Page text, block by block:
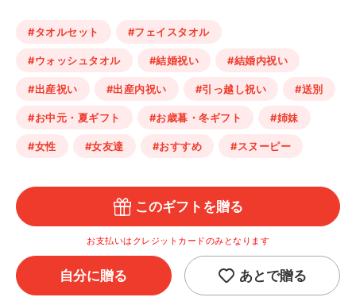
#タオルセット #フェイスタオル
#ウォッシュタオル #結婚祝い #結婚内祝い
#出産祝い #出産内祝い #引っ越し祝い #送別
#お中元・夏ギフト #お歳暮・冬ギフト #姉妹
#女性 #女友達 #おすすめ #スヌーピー
このギフトを贈る
お支払いはクレジットカードのみとなります
自分に贈る あとで贈る